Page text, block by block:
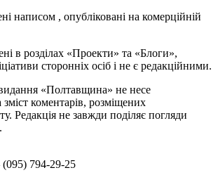
написом , опубліковані на комерційній
в розділах «Проекти» та «Блоги»,
сторонніх осіб і не є редакційними.
видання «Полтавщина» не несе
зміст коментарів, розміщених
Редакція не завжди поділяє погляди
(095) 794-29-25